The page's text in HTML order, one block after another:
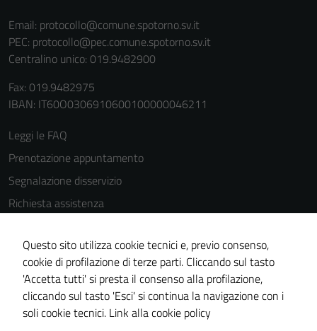
Email: protocollo@comune.spotorno.sv.it
PEC: protocollo@pec.comune.spotorno.sv.it
Centralino unico: 019.9482900
Fax: 019.9482975
IBAN: IT60O0306910600100000046211
Leggi le FAQ
Prenotazione appuntamento
Segnalazione disservizio
Richiesta assistenza
Informativa privacy
Cookie Policy
Note legali
Dichiarazione di accessibilità
Questo sito utilizza cookie tecnici e, previo consenso,
cookie di profilazione di terze parti. Cliccando sul tasto
'Accetta tutti' si presta il consenso alla profilazione,
cliccando sul tasto 'Esci' si continua la navigazione con i
soli cookie tecnici. Link alla cookie policy